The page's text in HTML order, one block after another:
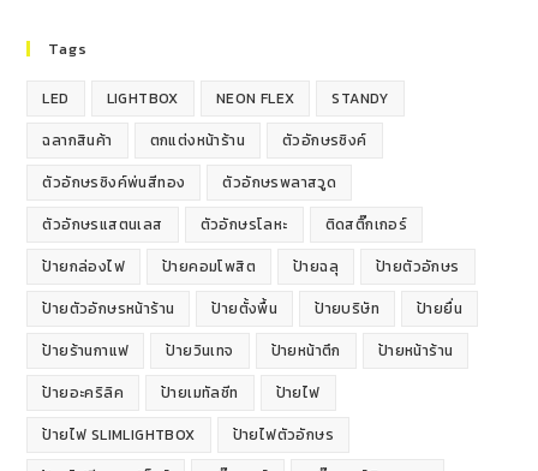
Tags
LED LIGHTBOX NEON FLEX
STANDY
ฉลากสินค้า
ตกแต่งหน้าร้าน
ตัวอักษรซิงค์
ตัวอักษรซิงค์พ่นสีทอง
ตัวอักษรพลาสวูด
ตัวอักษรแสตนเลส
ตัวอักษรโลหะ
ติดสติ๊กเกอร์
ป้ายกล่องไฟ
ป้ายคอมโพสิต ป้ายฉลุ
ป้ายตัวอักษร
ป้ายตัวอักษรหน้าร้าน
ป้ายตั้งพื้น ป้ายบริษัท
ป้ายยื่น
ป้ายร้านกาแฟ
ป้ายวินเทจ ป้ายหน้าตึก
ป้ายหน้าร้าน
ป้ายอะคริลิค
ป้ายเมทัลชีท
ป้ายไฟ
ป้ายไฟ SLIMLIGHTBOX
ป้ายไฟตัวอักษร